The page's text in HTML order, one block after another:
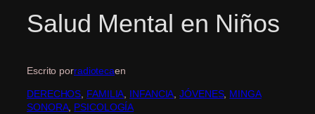
Salud Mental en Niños
Escrito porradiotecaen
DERECHOS FAMILIA INFANCIA , JÓVENES, MINGA
SONORA, PSICOLOGÍA